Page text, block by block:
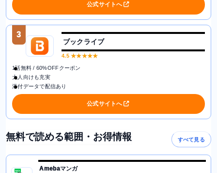
公式サイトへ
3
ブックライブ
4.5★★★★★
1話無料 / 60%OFFクーポン
大人向けも充実
添付データで配信あり
公式サイトへ
無料で読める範囲・お得情報 すべて見る
Amebaマンガ